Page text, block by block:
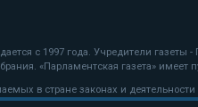
с 1997 года. Учредители
«Парламентская газета» имеет
в стране законах и